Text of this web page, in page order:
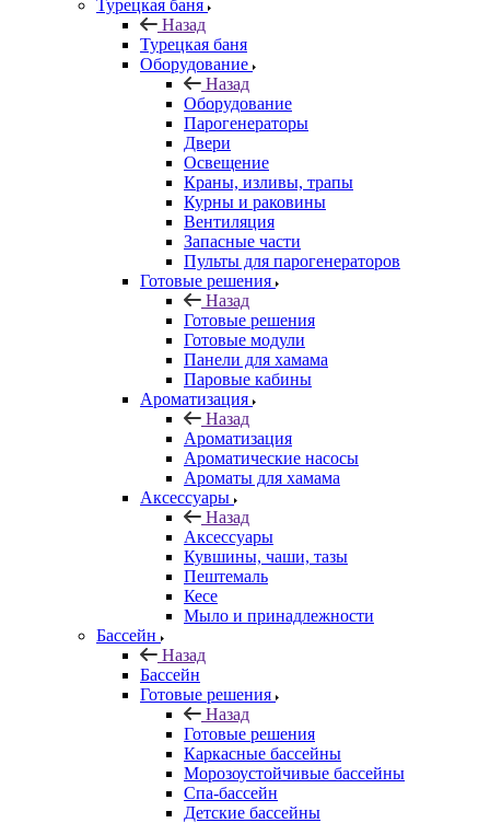
Турецкая баня
Назад
Турецкая баня
Оборудование
Назад
Оборудование
Парогенераторы
Двери
Освещение
Краны, изливы, трапы
Курны и раковины
Вентиляция
Запасные части
Пульты для парогенераторов
Готовые решения
Назад
Готовые решения
Готовые модули
Панели для хамама
Паровые кабины
Ароматизация
Назад
Ароматизация
Ароматические насосы
Ароматы для хамама
Аксессуары
Назад
Аксессуары
Кувшины, чаши, тазы
Пештемаль
Кесе
Мыло и принадлежности
Бассейн
Назад
Бассейн
Готовые решения
Назад
Готовые решения
Каркасные бассейны
Морозоустойчивые бассейны
Спа-бассейн
Детские бассейны